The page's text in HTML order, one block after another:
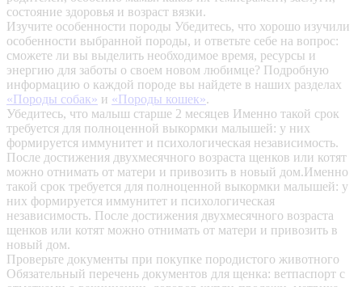
состояние здоровья и возраст вязки.
Изучите особенности породы Убедитесь, что хорошо изучили
особенности выбранной породы, и ответьте себе на вопрос:
сможете ли вы выделить необходимое время, ресурсы и
энергию для заботы о своем новом любимце? Подробную
информацию о каждой породе вы найдете в наших разделах
«Породы собак» и «Породы кошек».
Убедитесь, что малыш старше 2 месяцев Именно такой срок
требуется для полноценной выкормки малышей: у них
формируется иммунитет и психологическая независимость.
После достижения двухмесячного возраста щенков или котят
можно отнимать от матери и привозить в новый дом.Именно
такой срок требуется для полноценной выкормки малышей: у
них формируется иммунитет и психологическая
независимость. После достижения двухмесячного возраста
щенков или котят можно отнимать от матери и привозить в
новый дом.
Проверьте документы при покупке породистого животного
Обязательный перечень документов для щенка: ветпаспорт с